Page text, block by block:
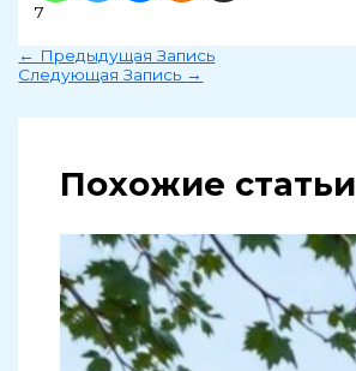
7
← Предыдущая Запись
Следующая Запись →
Похожие статьи